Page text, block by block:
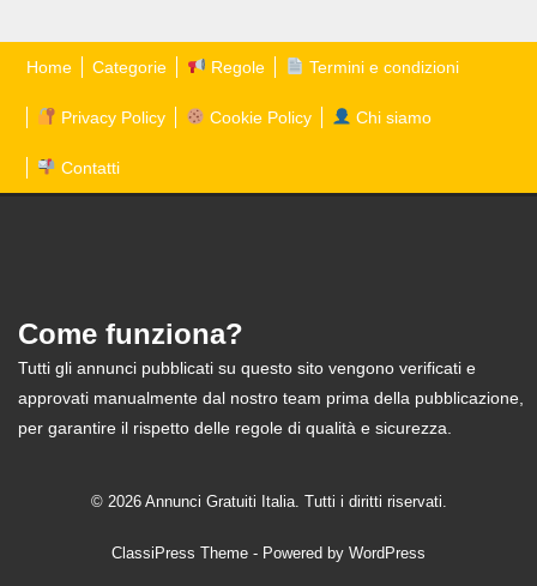
Home Categorie Regole Termini e condizioni
Privacy Policy Cookie Policy Chi siamo
Contatti
Come funziona?
Tutti gli annunci pubblicati su questo sito vengono verificati e
approvati manualmente dal nostro team prima della pubblicazione,
per garantire il rispetto delle regole di qualità e sicurezza.
© 2026 Annunci Gratuiti Italia. Tutti i diritti riservati.
ClassiPress Theme - Powered by WordPress